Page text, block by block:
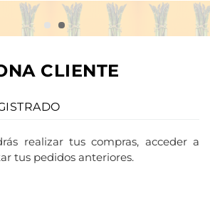
CLIENTE
realizar tus compras, acceder a
tus pedidos anteriores.